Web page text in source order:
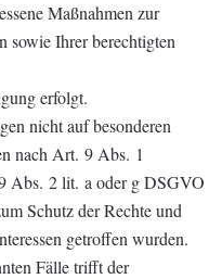
Maßnahmen zur
sowie Ihrer berechtigten
erfolgt.
nicht auf besonderen
nach Art. 9 Abs. 1
Abs. 2 lit. a oder g DSGVO
Schutz der Rechte und
getroffen wurden.
Fälle trifft der